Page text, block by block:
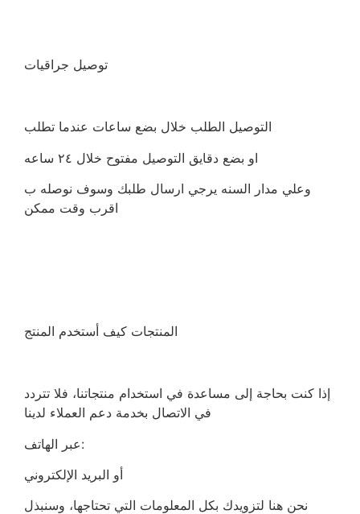
توصيل جراقيات
التوصيل الطلب خلال بضع ساعات عندما تطلب
او بضع دقايق التوصيل مفتوح خلال ٢٤ ساعه
وعلي مدار السنه يرجي ارسال طلبك وسوف نوصله ب
اقرب وقت ممكن
المنتجات كيف أستخدم المنتج
إذا كنت بحاجة إلى مساعدة في استخدام منتجاتنا، فلا تتردد
في الاتصال بخدمة دعم العملاء لدينا
عبر الهاتف:
أو البريد الإلكتروني
نحن هنا لتزويدك بكل المعلومات التي تحتاجها، وسنبذل